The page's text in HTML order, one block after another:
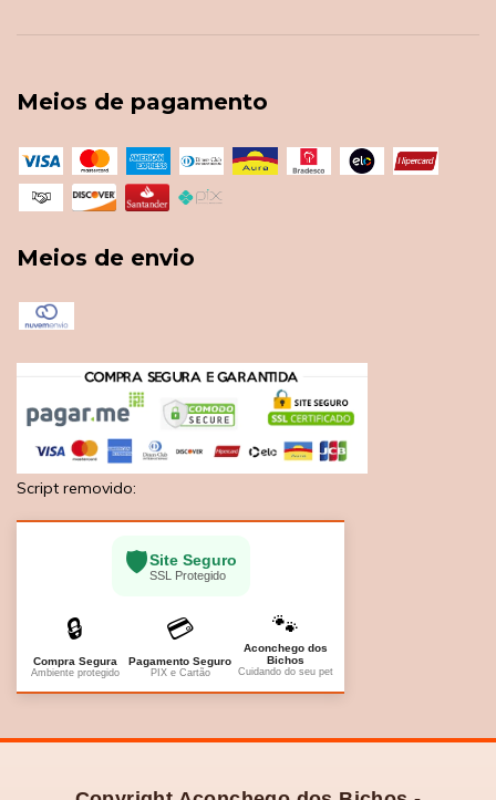
Meios de pagamento
Meios de envio
Script removido:
🛡️Site Seguro
SSL Protegido
🔒
Compra Segura
Ambiente protegido
💳
Pagamento Seguro
PIX e Cartão
🐾
Aconchego dos
Bichos
Cuidando do seu pet